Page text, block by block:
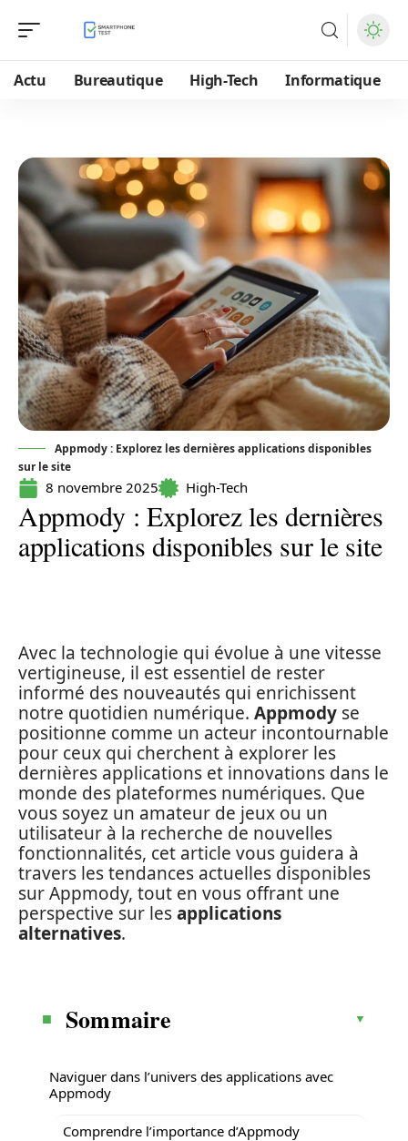
Actu Bureautique High-Tech Informatique
Appmody : Explorez les dernières applications disponibles
sur le site
8 novembre 2025 High-Tech
Appmody : Explorez les dernières
applications disponibles sur le site
Avec la technologie qui évolue à une vitesse
vertigineuse, il est essentiel de rester
informé des nouveautés qui enrichissent
notre quotidien numérique. Appmody se
positionne comme un acteur incontournable
pour ceux qui cherchent à explorer les
dernières applications et innovations dans le
monde des plateformes numériques. Que
vous soyez un amateur de jeux ou un
utilisateur à la recherche de nouvelles
fonctionnalités, cet article vous guidera à
travers les tendances actuelles disponibles
sur Appmody, tout en vous offrant une
perspective sur lesapplications
alternatives.
Sommaire
Naviguer dans l’univers des applications avec
Appmody
Comprendre l’importance d’Appmody